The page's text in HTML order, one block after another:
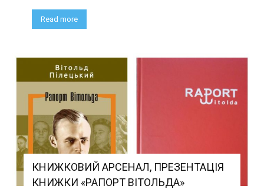
Read more
КНИЖКОВИЙ АРСЕНАЛ, ПРЕЗЕНТАЦІЯ
КНИЖКИ «РАПОРТ ВІТОЛЬДА»